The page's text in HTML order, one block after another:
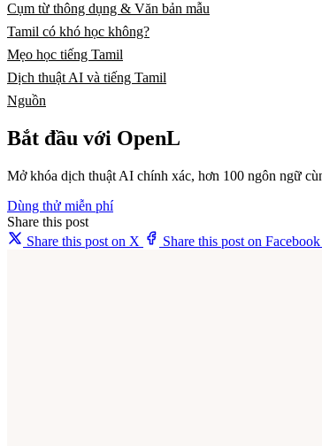
Cụm từ thông dụng & Văn bản mẫu
Tamil có khó học không?
Mẹo học tiếng Tamil
Dịch thuật AI và tiếng Tamil
Nguồn
Bắt đầu với OpenL
Mở khóa dịch thuật AI chính xác, hơn 100 ngôn ngữ
Dùng thử miễn phí
Share this post
Share this post on X
Share this post on Facebook